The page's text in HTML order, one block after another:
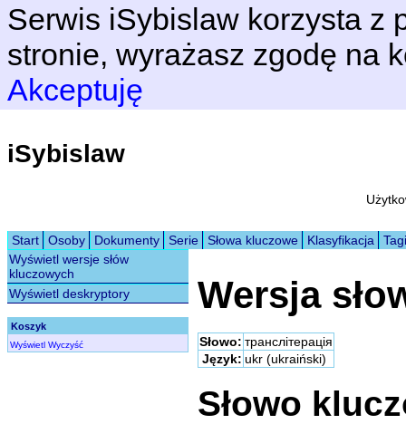
Serwis iSybislaw korzysta z
stronie, wyrażasz zgodę na
Akceptuję
iSybislaw
Start Osoby Dokumenty Serie Słowa kluczowe Klasyfikacja
Tagi
Wyświetl wersje słów
kluczowych
Wyświetl deskryptory
Koszyk
Wyświetl Wyczyść
Wersja
Słowo: транслітерація
Język: ukr (ukraiński)
Słowo